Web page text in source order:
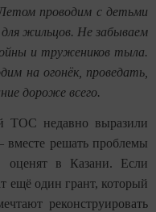
проводим с детьми
жильцов. Не забываем
и тружеников тыла.
на огонёк, проведать,
дороже всего.
ТОС недавно выразили
вместе решать проблемы
в Казани. Если
ещё один грант, который
реконструировать